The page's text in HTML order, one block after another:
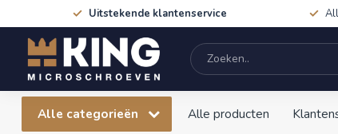
Uitstekende klantenservice
Alle categorieën Alle producten